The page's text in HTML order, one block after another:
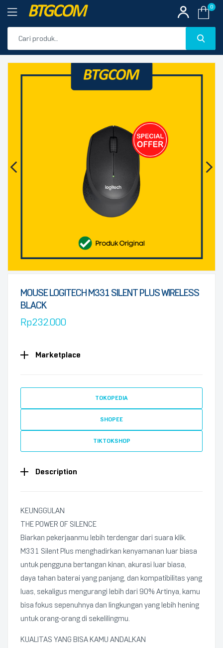
BTGCOM 0
PRODUK UNGGULAN
🔍
MOUSE LOGITECH M331 SILENT PLUS WIRELESS
BLACK
Rp232.000
Marketplace
TOKOPEDIA
SHOPEE
TIKTOKSHOP
Description
KEUNGGULAN
THE POWER OF SILENCE
Biarkan pekerjaanmu lebih terdengar dari suara klik.
M331 Silent Plus menghadirkan kenyamanan luar biasa
untuk pengguna bertangan kinan, akurasi luar biasa,
daya tahan baterai yang panjang, dan kompatibilitas yang
luas, sekaligus mengurangi lebih dari 90% Artinya, kamu
bisa fokus sepenuhnya dan lingkungan yang lebih hening
untuk orang-orang di sekelilingmu.
KUALITAS YANG BISA KAMU ANDALKAN